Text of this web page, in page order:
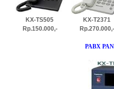
KX-TS505 KX-
Rp.150.000,-
PABX